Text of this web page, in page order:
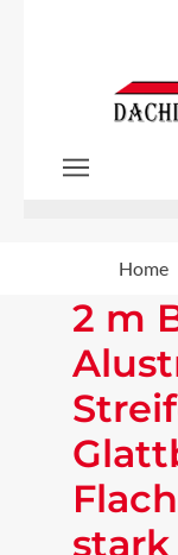
Zum Hauptinhalt
Home
2 m
stark